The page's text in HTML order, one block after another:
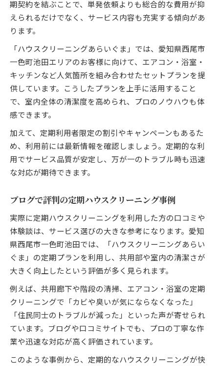
期契約を結ぶことで、単発依頼よりも総合的な費用が抑
えられるだけでなく、サービス内容も充実する傾向があ
ります。
「ハウスクリーニングあらいぐま」では、愛知県西尾市
一色町池田エリアのお客様に向けて、エアコン・浴室・
キッチンなど人気箇所を組み合わせたセットプランを提
供しています。こうしたプランを上手に活用すること
で、室内全体の清潔度を高められ、プロのノウハウも体
感できます。
加えて、定期利用者限定の割引やキャンペーンもあるた
め、利用前には最新情報を確認しましょう。定期的な利
用でサービス品質が安定し、万が一のトラブル時も迅速
な対応が期待できます。
ブログで評判の定期ハウスクリーニング事例
実際に定期ハウスクリーニングを利用した方の口コミや
体験談は、サービス選びの大きな参考になります。愛知
県西尾市一色町池田では、「ハウスクリーニングあらい
ぐま」の定期プランを利用し、共用部や室内の清潔さが
大きく向上したという評価が多く見られます。
例えば、共用廊下や階段の清掃、エアコン・浴室の定期
クリーニングで「カビや臭いが気にならなくなった」
「住民同士のトラブルが減った」といった声が寄せられ
ています。ブログや口コミサイトでも、プロの丁寧な作
業や迅速な対応が高く評価されています。
このような事例から、定期的なハウスクリーニングが快